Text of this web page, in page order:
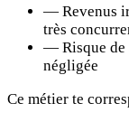
— Revenus
très
— Risque
négligée
Ce métier te